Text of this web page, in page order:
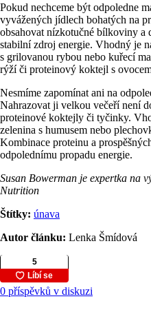
Pokud nechceme být odpoledne
vyvážených jídlech bohatých na
obsahovat nízkotučné bílkoviny a
stabilní zdroj energie. Vhodný je
s grilovanou rybou nebo kuřecí
rýží či proteinový koktejl s
Nesmíme zapomínat ani na
Nahrazovat ji velkou večeří není
proteinové koktejly či tyčinky.
zelenina s humusem nebo
Kombinace proteinu a
odpolednímu propadu energie.
Susan Bowerman je expertka na
Nutrition
Štítky: únava
Autor článku: Lenka Šmídová
0 příspěvků v diskuzi